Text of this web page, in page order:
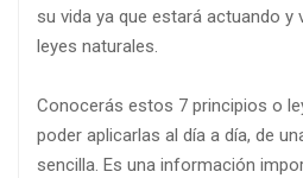
su vida ya que estará actuando y
leyes naturales.
Conocerás estos 7 principios o
poder aplicarlas al día a día, de
sencilla. Es una información